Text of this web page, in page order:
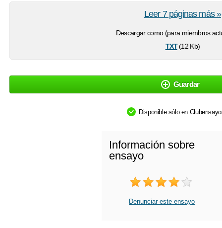
Descargar como (para miembros
txt(12 Kb)
Leer 7 páginas más »
Guardar
Disponible sólo en
Información sobre
ensayo
Denunciar este ensayo